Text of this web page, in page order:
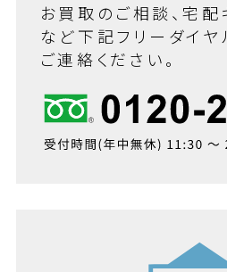
お買取のご相談、宅配
など下記フリーダイ
ご連絡ください。